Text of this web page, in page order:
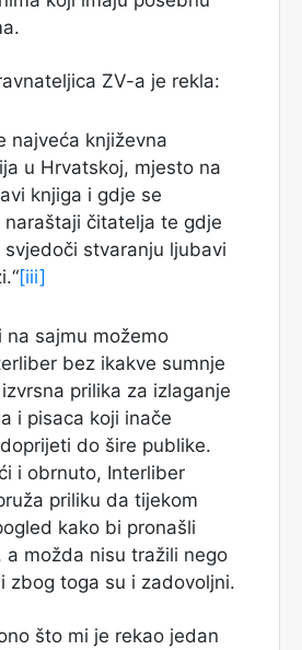
ZV-a je rekla:
najveća književna
u Hrvatskoj, mjesto na
knjiga i gdje se
naraštaji čitatelja te gdje
svjedoči stvaranju ljubavi
[iii]
na sajmu možemo
bez ikakve sumnje
prilika za izlaganje
i pisaca koji inače
do šire publike.
i obrnuto, Interliber
priliku da tijekom
kako bi pronašli
a možda nisu tražili nego
zbog toga su i zadovoljni.
što mi je rekao jedan